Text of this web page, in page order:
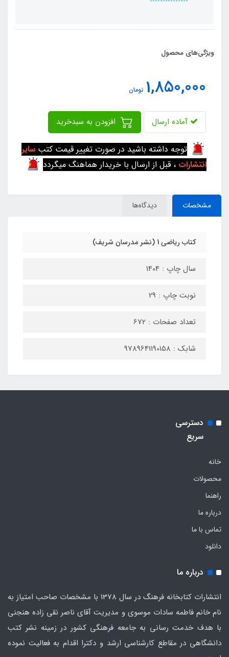
ویژگی‌های محصول
1,850,000 تومان
آماده ارسال
توجه داشته باشید در صورت تغییر قیمت کتب سایر
انتشارات ، قبل از ارسال با خریدار هماهنگ میگردد
مشخصات دیدگاه‌ها
کتاب ریاضی 1 (نشر مدرسان شریف)
سال چاپ : 1404
نوبت چاپ : 29
تعداد صفحات : 672
شابک : 9789641190158
دسترسی
سریع
خانه
محصولات
راهنما
درباره ما
تماس با ما
دانلود
درباره ما
انتشارات کتابخانه فرهنگ در سال 1378 با مشخصات صاحب امتیاز به
نام خانم فاطمه سادات موسوی و مدیریت آقای ناصر نقی زاده هنجنی
با هدف خدمت رسانی به جامعه فرهنگی کشور در زمینه نشر کتب
دانشگاهی در مقاطع کارشناسی ارشد و دکترا اقدام به فعالیت نموده